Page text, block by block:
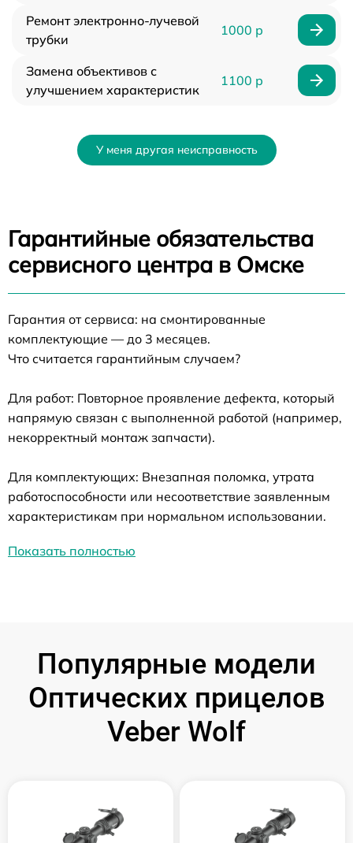
Ремонт электронно-лучевой
трубки
1000 р
Замена объективов с
улучшением характеристик
1100 р
У меня другая неисправность
Гарантийные обязательства
сервисного центра в Омске
Гарантия от сервиса: на смонтированные
комплектующие — до 3 месяцев.
Что считается гарантийным случаем?
Для работ: Повторное проявление дефекта, который
напрямую связан с выполненной работой (например,
некорректный монтаж запчасти).
Для комплектующих: Внезапная поломка, утрата
работоспособности или несоответствие заявленным
характеристикам при нормальном использовании.
Показать полностью
Популярные модели
Оптических прицелов
Veber Wolf